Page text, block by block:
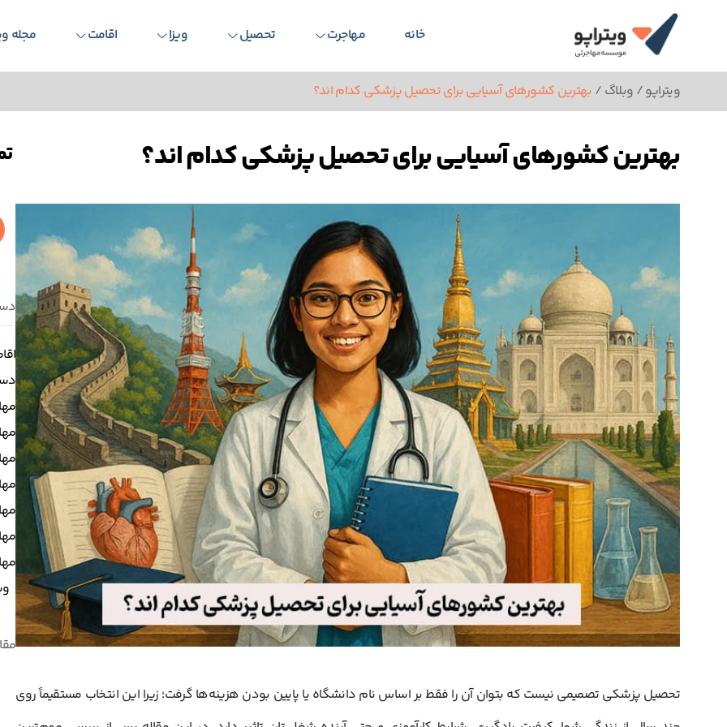
خانه مهاجرت تحصیل ویزا اقامت مجله
ویتراپو/ وبلاگ / بهترین کشورهای آسیایی برای تحصیل پزشکی کدام اند؟
بهترین کشورهای آسیایی برای تحصیل پزشکی کدام اند؟
تحصیل پزشکی تصمیمی نیست که بتوان آن را فقط بر اساس نام دانشگاه یا پایین بودن هزینه‌ها گرفت؛ زیرا این انتخاب مستقیماً روی